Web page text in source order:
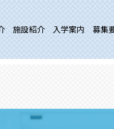
施設紹介 入学案内 募集